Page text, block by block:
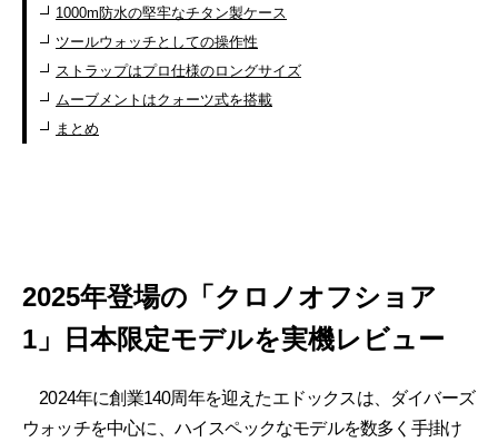
1000m防水の堅牢なチタン製ケース
ツールウォッチとしての操作性
ストラップはプロ仕様のロングサイズ
ムーブメントはクォーツ式を搭載
まとめ
2025年登場の「クロノオフショア
1」日本限定モデルを実機レビュー
2024年に創業140周年を迎えたエドックスは、ダイバーズ
ウォッチを中心に、ハイスペックなモデルを数多く手掛け